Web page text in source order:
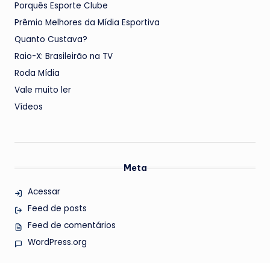
Porquês Esporte Clube
Prêmio Melhores da Mídia Esportiva
Quanto Custava?
Raio-X: Brasileirão na TV
Roda Mídia
Vale muito ler
Vídeos
Meta
Acessar
Feed de posts
Feed de comentários
WordPress.org